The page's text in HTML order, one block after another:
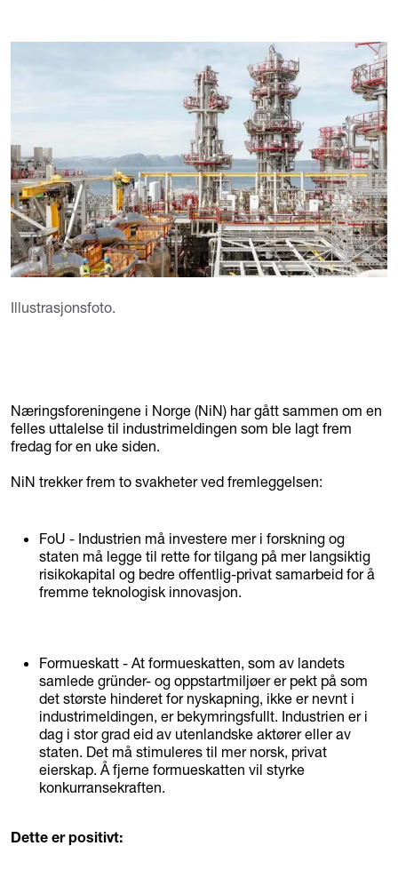
Illustrasjonsfoto.
Næringsforeningene i Norge (NiN) har gått sammen om en
felles uttalelse til industrimeldingen som ble lagt frem
fredag for en uke siden.
NiN trekker frem to svakheter ved fremleggelsen:
FoU - Industrien må investere mer i forskning og
staten må legge til rette for tilgang på mer langsiktig
risikokapital og bedre offentlig-privat samarbeid for å
fremme teknologisk innovasjon.
Formueskatt - At formueskatten, som av landets
samlede gründer- og oppstartmiljøer er pekt på som
det største hinderet for nyskapning, ikke er nevnt i
industrimeldingen, er bekymringsfullt. Industrien er i
dag i stor grad eid av utenlandske aktører eller av
staten. Det må stimuleres til mer norsk, privat
eierskap. Å fjerne formueskatten vil styrke
konkurransekraften.
Dette er positivt: